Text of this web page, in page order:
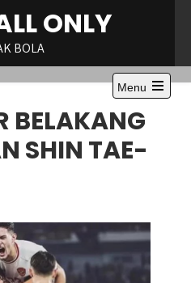
ONLY
BOLA
Menu
Open
the
main
BELAKANG
SHIN TAE-